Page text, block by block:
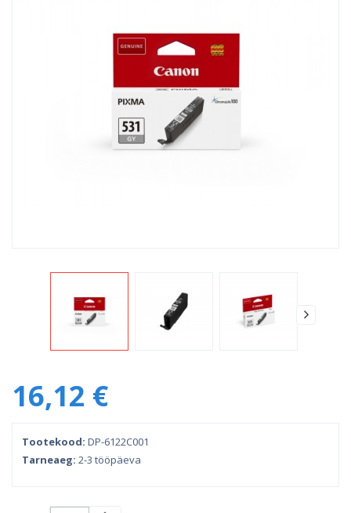
16,12 €
Tootekood: DP-6122C001
Tarneaeg: 2-3 tööpäeva